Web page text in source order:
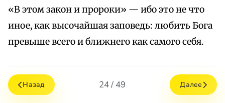
«В этом закон и пророки» — ибо это не что
иное, как высочайшая заповедь: любить Бога
превыше всего и ближнего как самого себя.
Назад 24 / 49 Далее